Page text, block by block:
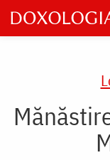
Skip
to
main